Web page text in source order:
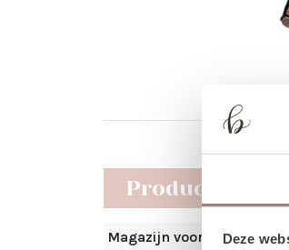
Deze
Magazijn voorraad